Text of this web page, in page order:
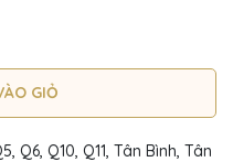
GIỎ
Q6, Q10, Q11, Tân Bình, Tân